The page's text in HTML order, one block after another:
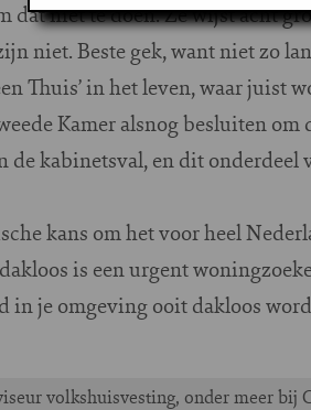
dat niet te doen. Ze wijst acht
niet. Beste gek, want niet zo
Thuis’ in het leven, waar juist
Kamer alsnog besluiten
de kabinetsval, en dit onderdeel
kans om het voor heel
is een urgent
in je omgeving ooit dakloos
volkshuisvesting, onder meer bij